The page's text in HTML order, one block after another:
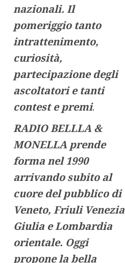
nazionali. Il
pomeriggio tanto
intrattenimento,
curiosità,
partecipazione degli
ascoltatori e tanti
contest e premi.
RADIO BELLLA &
MONELLA prende
forma nel 1990
arrivando subito al
cuore del pubblico di
Veneto, Friuli Venezia
Giulia e Lombardia
orientale. Oggi
propone la bella